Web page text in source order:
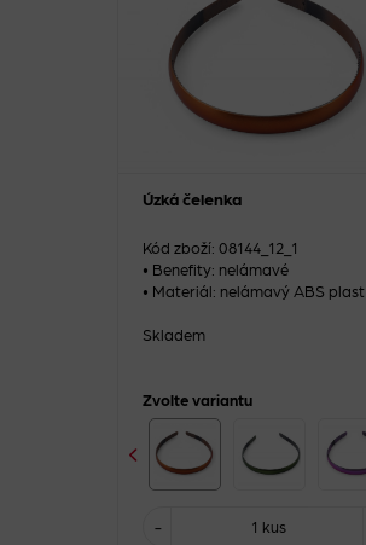
Úzká čelenka
Kód zboží: 08144_12_1
• Benefity: nelámavé
• Materiál: nelámavý ABS plast
Skladem
Zvolte variantu
- 1 kus